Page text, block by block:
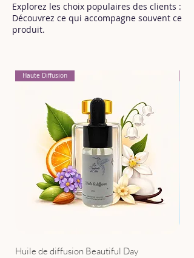
Explorez les choix populaires des clients :
Découvrez ce qui accompagne souvent ce
produit.
Haute Diffusion
Huile de diffusion Beautiful Day